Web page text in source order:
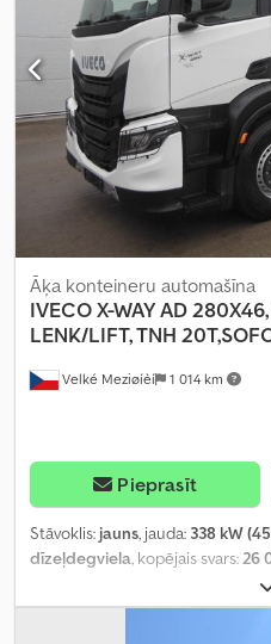
Velké Meziøíèí 1 014 km
Āķa konteineru automašīna
IVECOX-WAY AD
LENK/LIFT, TNH
Pieprasīt
Stāvoklis: jauns, jauda: 338 kW
dīzeļdegviela, kopējais svars:26
balts
emisijas klase:Euro 6, Ražošanas
elektroniskā stabilitātes